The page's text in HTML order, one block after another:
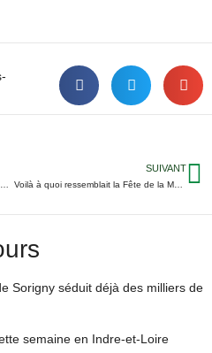
SUIVANT
Voilà à quoi ressemblait la Fête de la Musique de Ballan-Miré
Sorigny séduit déjà des milliers de
semaine en Indre-et-Loire